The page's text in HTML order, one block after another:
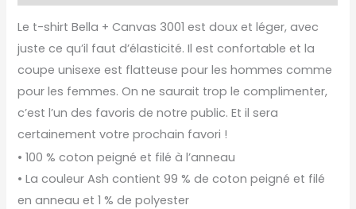
Le t-shirt Bella + Canvas 3001 est doux et léger, avec
juste ce qu’il faut d’élasticité. Il est confortable et la
coupe unisexe est flatteuse pour les hommes comme
pour les femmes. On ne saurait trop le complimenter,
c’est l’un des favoris de notre public. Et il sera
certainement votre prochain favori !
• 100 % coton peigné et filé à l’anneau
• La couleur Ash contient 99 % de coton peigné et filé
en anneau et 1 % de polyester